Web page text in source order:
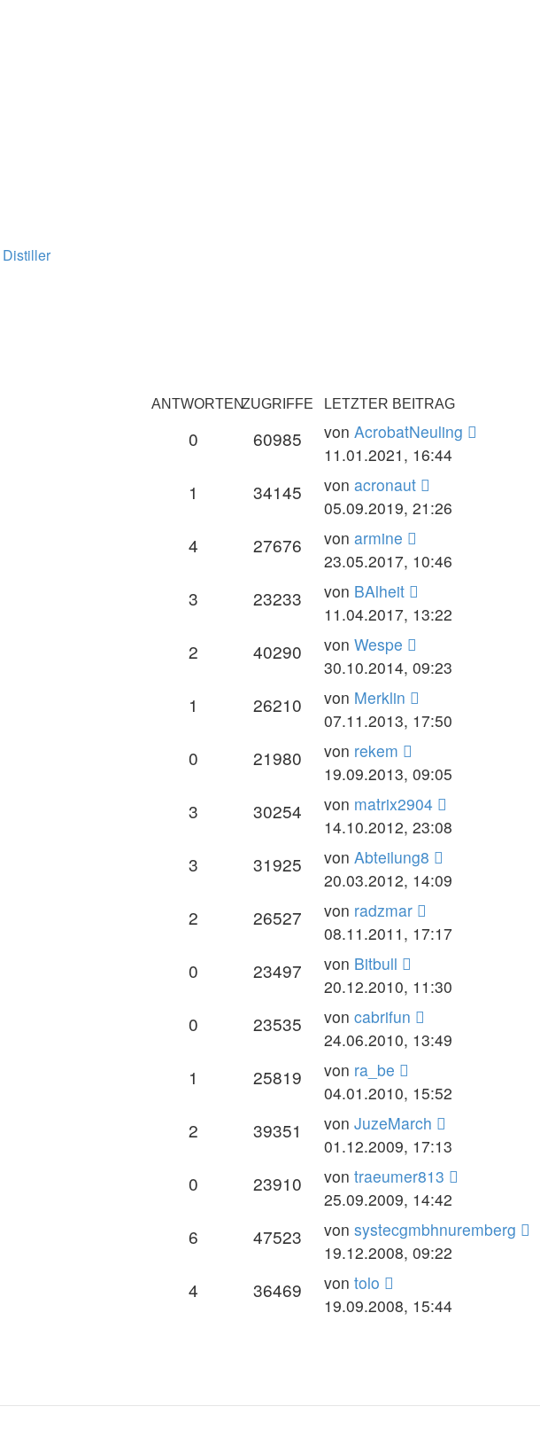
ANTWORTENZUGRIFFE LETZTER BEITRAG
0 60985 von AcrobatNeuling
11.01.2021, 16:44
1 34145 von acronaut
05.09.2019, 21:26
4 27676 von armine
23.05.2017, 10:46
3 23233 von BAlheit
11.04.2017, 13:22
2 40290 von Wespe
30.10.2014, 09:23
1 26210 von Merklin
07.11.2013, 17:50
0 21980 von rekem
19.09.2013, 09:05
3 30254 von matrix2904
14.10.2012, 23:08
3 31925 von Abteilung8
20.03.2012, 14:09
2 26527 von radzmar
08.11.2011, 17:17
0 23497 von Bitbull
20.12.2010, 11:30
0 23535 von cabrifun
24.06.2010, 13:49
1 25819 von ra_be
04.01.2010, 15:52
2 39351 von JuzeMarch
01.12.2009, 17:13
0 23910 von traeumer813
25.09.2009, 14:42
6 47523 von systecgmbhnuremberg
19.12.2008, 09:22
4 36469 von tolo
19.09.2008, 15:44